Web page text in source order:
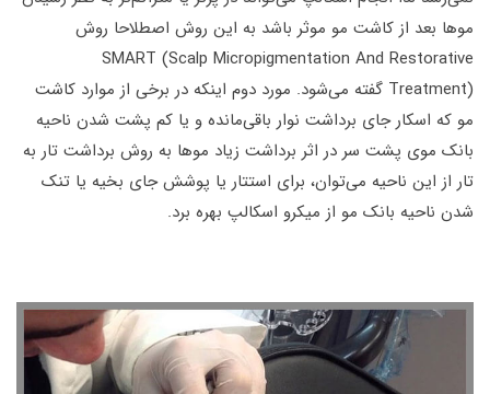
موها بعد از کاشت مو موثر باشد به این روش اصطلاحا روش
SMART (Scalp Micropigmentation And Restorative
Treatment) گفته می‌شود. مورد دوم اینکه در برخی از موارد کاشت
مو که اسکار جای برداشت نوار باقی‌مانده و یا کم پشت شدن ناحیه
بانک موی پشت سر در اثر برداشت زیاد موها به روش برداشت تار به
تار از این ناحیه می‌توان، برای استتار یا پوشش جای بخیه یا تنک
شدن ناحیه بانک مو از میکرو اسکالپ بهره برد.